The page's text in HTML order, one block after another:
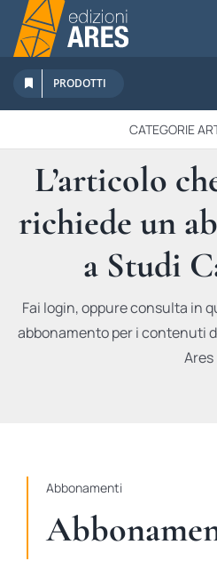
Salta
contenuto
Chi Siamo
Sostienici
Abbonamenti
Promozioni
Newsletter
PRODOTTI
CATEGORIE
IN QUESTO
L’articolo
richiede un
a Studi
Fai login, oppure consulta in
abbonamento per i contenuti
Ares
Abbonamenti